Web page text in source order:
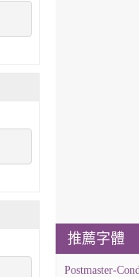
推薦字體
Postmaster-